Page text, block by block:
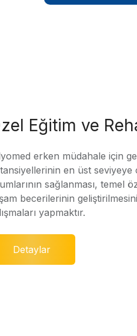
Eğitim ve
erken müdahale için
en üst seviyeye
sağlanması, temel
becerilerinin
yapmaktır.
Detaylar